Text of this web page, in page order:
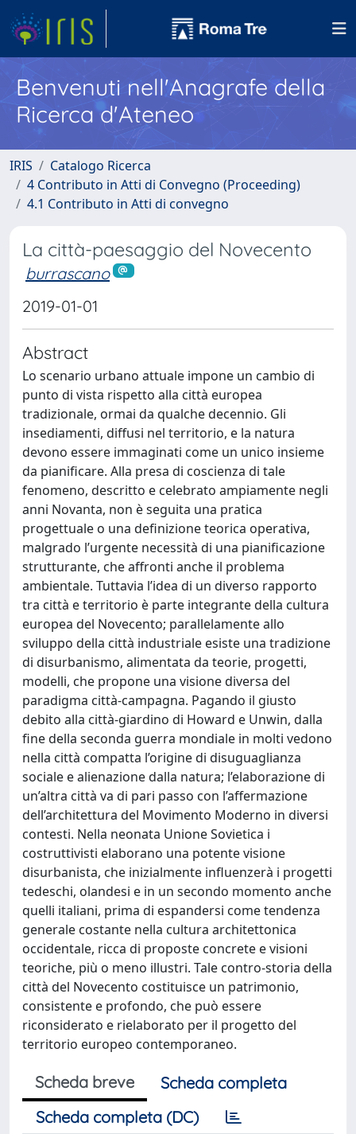
Benvenuti nell'Anagrafe della
Ricerca d'Ateneo
IRIS
Catalogo Ricerca
4 Contributo in Atti di Convegno (Proceeding)
4.1 Contributo in Atti di convegno
La città-paesaggio del Novecento
burrascano
2019-01-01
Abstract
Lo scenario urbano attuale impone un cambio di
punto di vista rispetto alla città europea
tradizionale, ormai da qualche decennio. Gli
insediamenti, diffusi nel territorio, e la natura
devono essere immaginati come un unico insieme
da pianificare. Alla presa di coscienza di tale
fenomeno, descritto e celebrato ampiamente negli
anni Novanta, non è seguita una pratica
progettuale o una definizione teorica operativa,
malgrado l’urgente necessità di una pianificazione
strutturante, che affronti anche il problema
ambientale. Tuttavia l’idea di un diverso rapporto
tra città e territorio è parte integrante della cultura
europea del Novecento; parallelamente allo
sviluppo della città industriale esiste una tradizione
di disurbanismo, alimentata da teorie, progetti,
modelli, che propone una visione diversa del
paradigma città-campagna. Pagando il giusto
debito alla città-giardino di Howard e Unwin, dalla
fine della seconda guerra mondiale in molti vedono
nella città compatta l’origine di disuguaglianza
sociale e alienazione dalla natura; l’elaborazione di
un’altra città va di pari passo con l’affermazione
dell’architettura del Movimento Moderno in diversi
contesti. Nella neonata Unione Sovietica i
costruttivisti elaborano una potente visione
disurbanista, che inizialmente influenzerà i progetti
tedeschi, olandesi e in un secondo momento anche
quelli italiani, prima di espandersi come tendenza
generale costante nella cultura architettonica
occidentale, ricca di proposte concrete e visioni
teoriche, più o meno illustri. Tale contro-storia della
città del Novecento costituisce un patrimonio,
consistente e profondo, che può essere
riconsiderato e rielaborato per il progetto del
territorio europeo contemporaneo.
Scheda breve
Scheda completa
Scheda completa (DC)